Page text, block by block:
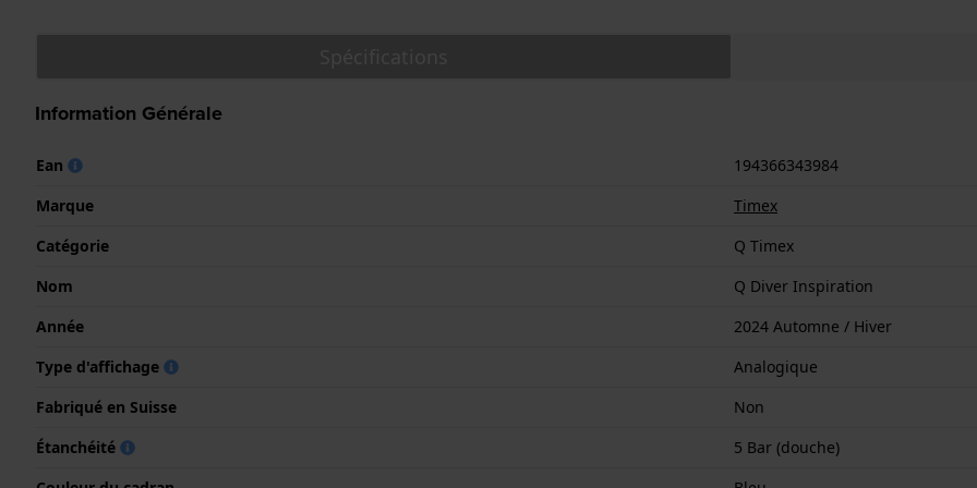
Information Générale
Ean
194366343984
Marque
Timex
Catégorie
Q Timex
Nom
Q Diver Inspiration
Année
2024 Automne / Hiver
Type d'affichage
Analogique
Fabriqué en Suisse
Non
Étanchéité
5 Bar (douche)